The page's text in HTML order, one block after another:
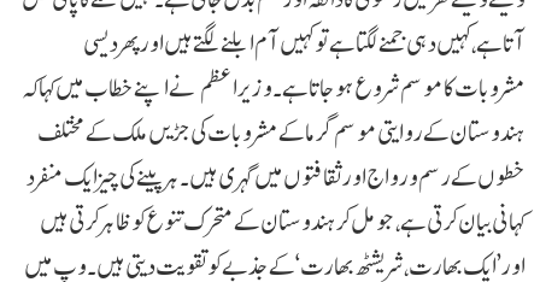
آتا ہے، کہیں دہی جمنے لگتا ہے تو کہیں آم ابلنے لگتے ہیں اور پھر دیسی
مشروبات کا موسم شروع ہوجاتا ہے۔ وزیر اعظم نے اپنے خطاب میں کہا کہ
ہندوستان کے روایتی موسم گرما کے مشروبات کی جڑیں ملک کے مختلف
خطوں کے رسم و رواج اور ثقافتوں میں گہری ہیں۔ ہر پینے کی چیز ایک منفرد
کہانی بیان کرتی ہے، جو مل کر ہندوستان کے متحرک تنوع کو ظاہر کرتی ہیں
اور’ایک بھارت، شریشٹھ بھارت‘ کے جذبے کو تقویت دیتی ہیں۔وپ میں